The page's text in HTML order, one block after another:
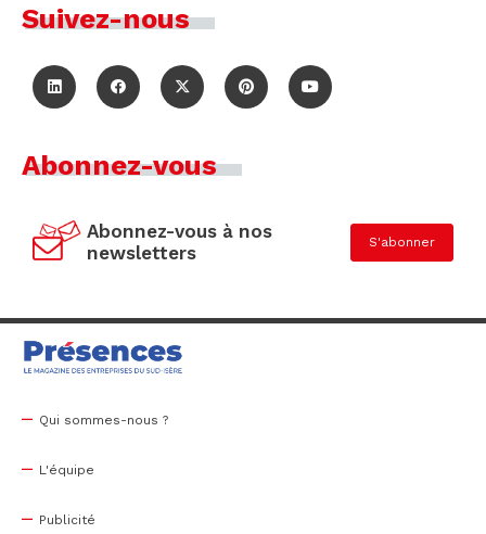
Suivez-nous
Abonnez-vous
Abonnez-vous à nos
newsletters
S'abonner
Qui sommes-nous ?
L'équipe
Publicité